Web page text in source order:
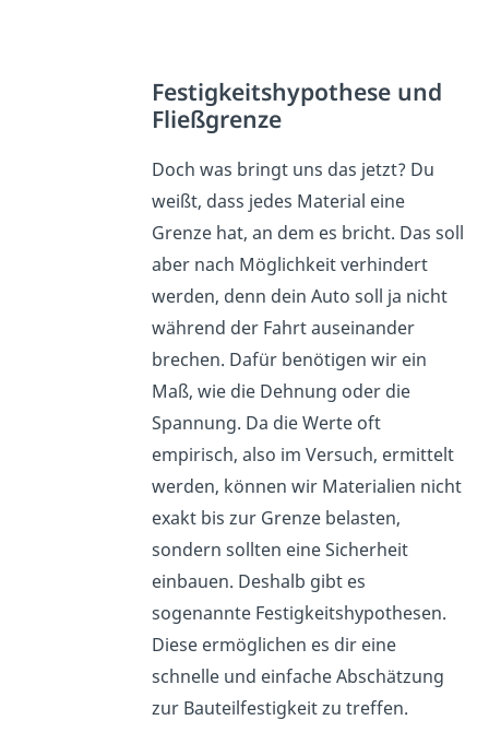
Festigkeitshypothese und
Fließgrenze
Doch was bringt uns das jetzt? Du
weißt, dass jedes Material eine
Grenze hat, an dem es bricht. Das soll
aber nach Möglichkeit verhindert
werden, denn dein Auto soll ja nicht
während der Fahrt auseinander
brechen. Dafür benötigen wir ein
Maß, wie die Dehnung oder die
Spannung. Da die Werte oft
empirisch, also im Versuch, ermittelt
werden, können wir Materialien nicht
exakt bis zur Grenze belasten,
sondern sollten eine Sicherheit
einbauen. Deshalb gibt es
sogenannte Festigkeitshypothesen.
Diese ermöglichen es dir eine
schnelle und einfache Abschätzung
zur Bauteilfestigkeit zu treffen.